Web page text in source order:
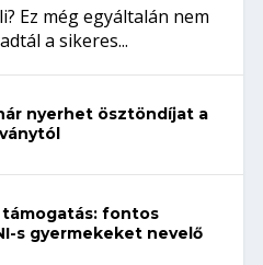
Ez még egyáltalán nem
a sikeres...
nyerhet ösztöndíjat a
fontos
s gyermekeket nevelő